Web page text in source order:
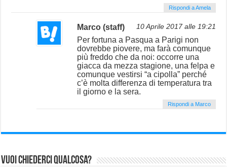
Rispondi a Amela
Marco (staff) 10 Aprile 2017 alle 19:21
Per fortuna a Pasqua a Parigi non
dovrebbe piovere, ma farà comunque
più freddo che da noi: occorre una
giacca da mezza stagione, una felpa e
comunque vestirsi “a cipolla” perché
c’è molta differenza di temperatura tra
il giorno e la sera.
Rispondi a Marco
Vuoi chiederci qualcosa?